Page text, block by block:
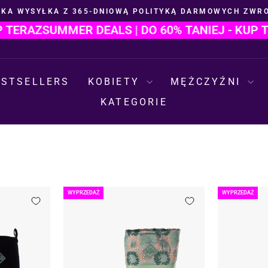
Wstrzymaj
pokaz
WYSYŁKA Z 365-DNIOWĄ POLITYKĄ DARMOWYCH
SUMMER DEALS | DO 60% TANIEJ - KUP TERAZ
KOBIETY MĘŻCZYŹNI
KATEGORIE
WYPRZEDAŻ WYPRZEDAŻ